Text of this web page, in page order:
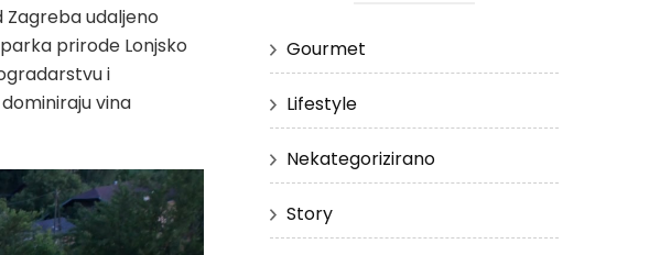
Zagreba udaljeno
prirode Lonjsko
i
vina
Gourmet
Lifestyle
Nekategorizirano
Story